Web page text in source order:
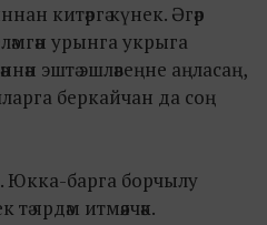
китәргә күнек. Әгәр
урынга укрыга
эштә эшләвеңне аңласаң,
беркайчан да соң
Юкка-барга борчылу
тә ярдәм итмәячәк.